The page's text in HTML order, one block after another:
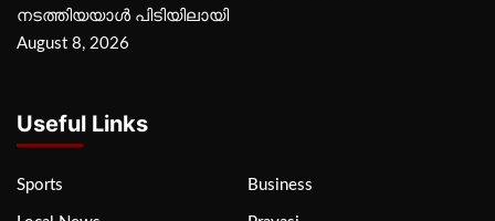
നടത്തിയയാൾ പിടിയിലായി
August 8, 2026
Useful Links
Sports Business